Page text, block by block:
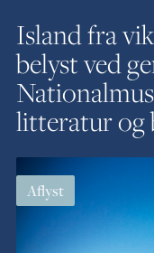
Island fra
belyst ved
litteratur og
Aflyst